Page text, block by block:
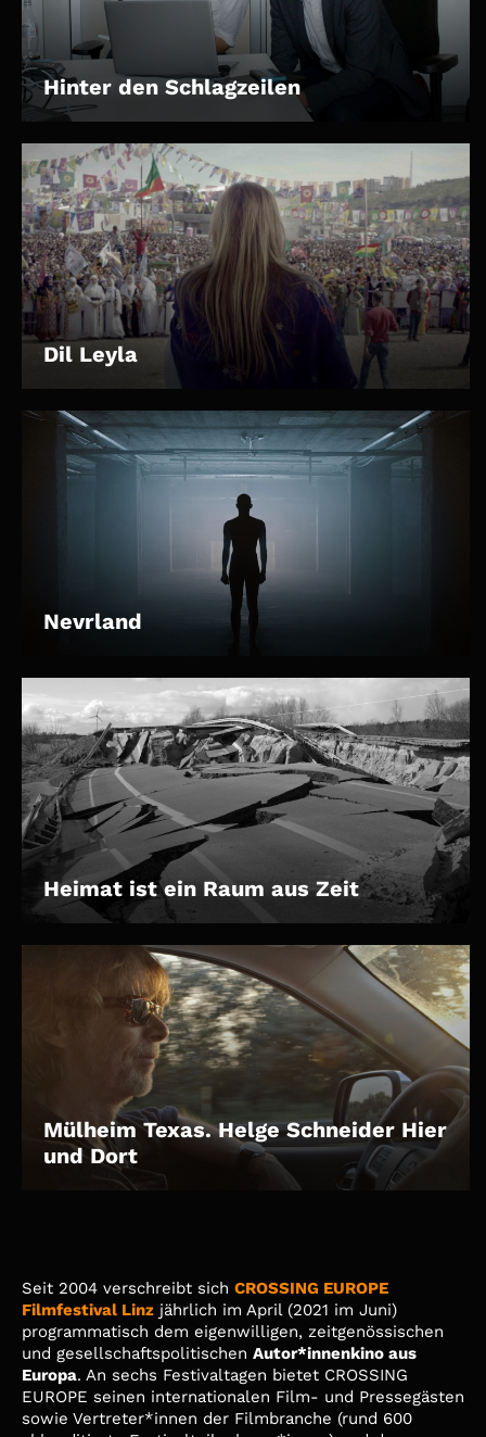
Seit 2004 verschreibt sich CROSSING EUROPE
Filmfestival Linz jährlich im April (2021 im Juni)
programmatisch dem eigenwilligen, zeitgenössischen
und gesellschaftspolitischen Autor*innenkino aus
Europa. An sechs Festivaltagen bietet CROSSING
EUROPE seinen internationalen Film- und Pressegästen
sowie Vertreter*innen der Filmbranche (rund 600
Hinter den Schlagzeilen
Dil Leyla
Nevrland
Heimat ist ein Raum aus Zeit
Mülheim Texas. Helge Schneider Hier
und Dort